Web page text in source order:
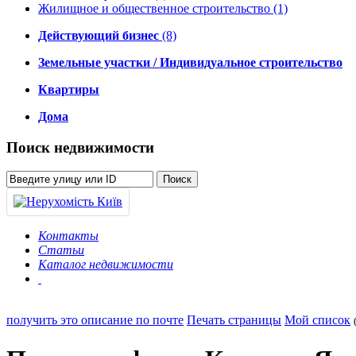
Жилищное и общественное строительство (1)
Действующий бизнес (8)
Земельные участки / Индивидуальное строительство
Квартиры
Дома
Поиск недвижимости
Контакты
Статьи
Каталог недвижимости
получить это описание по почте Печать страницы Мой список